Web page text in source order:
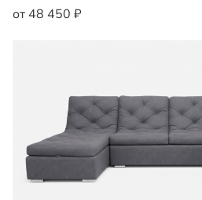
от 48 450 ₽